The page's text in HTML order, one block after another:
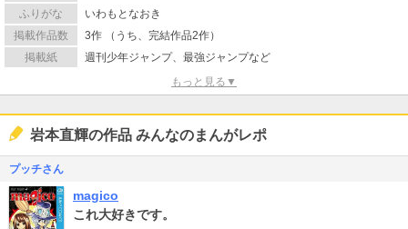
ふりがな
いわもとなおき
掲載作品数
3作 （うち、完結作品2作）
掲載紙
週刊少年ジャンプ、最強ジャンプなど
もっと見る▼
岩本直輝の作品 みんなのまんがレポ
プッチさん
magico
これ大好きです。